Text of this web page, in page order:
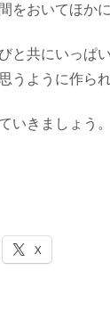
をおいてほか
と共にいっぱ
うように作られ
いきましょう。
X